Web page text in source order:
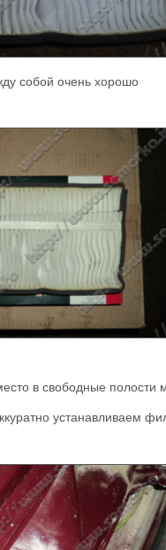
собой очень хорошо
в свободные
устанавливаем